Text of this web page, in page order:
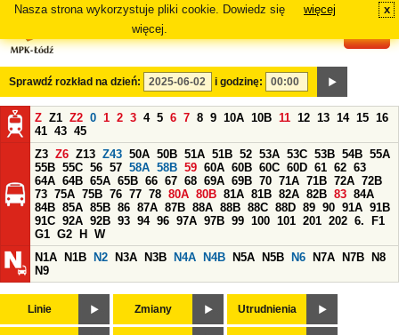
Nasza strona wykorzystuje pliki cookie. Dowiedz się
więcej.
więcej x
Sprawdź rozkład na dzień: i godzinę:
Z Z1 Z2 0 1 2 3 4 5 6 7 8 9 10A 10B 11 12 13 14 15 16
41 43 45
Z3 Z6 Z13 Z43 50A 50B 51A 51B 52 53A 53C 53B 54B 55A
55B 55C 56 57 58A 58B 59 60A 60B 60C 60D 61 62 63
64A 64B 65A 65B 66 67 68 69A 69B 70 71A 71B 72A 72B
73 75A 75B 76 77 78 80A 80B 81A 81B 82A 82B 83 84A
84B 85A 85B 86 87A 87B 88A 88B 88C 88D 89 90 91A 91B
91C 92A 92B 93 94 96 97A 97B 99 100 101 201 202 6.
F1
G1 G2 H
W
N1A
N1B N2 N3A N3B N4A N4B N5A N5B N6 N7A N7B
N8
N9
Linie Zmiany Utrudnienia